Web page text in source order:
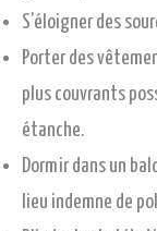
S’éloigner des
Porter des
plus couvrants
étanche.
Dormir dans un
lieu indemne de